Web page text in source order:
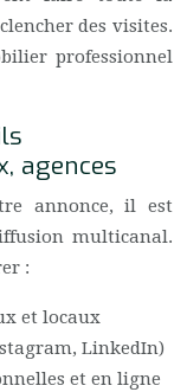
des visites.
professionnel
agences
annonce, il est
multicanal.
:
et locaux
LinkedIn)
et en ligne